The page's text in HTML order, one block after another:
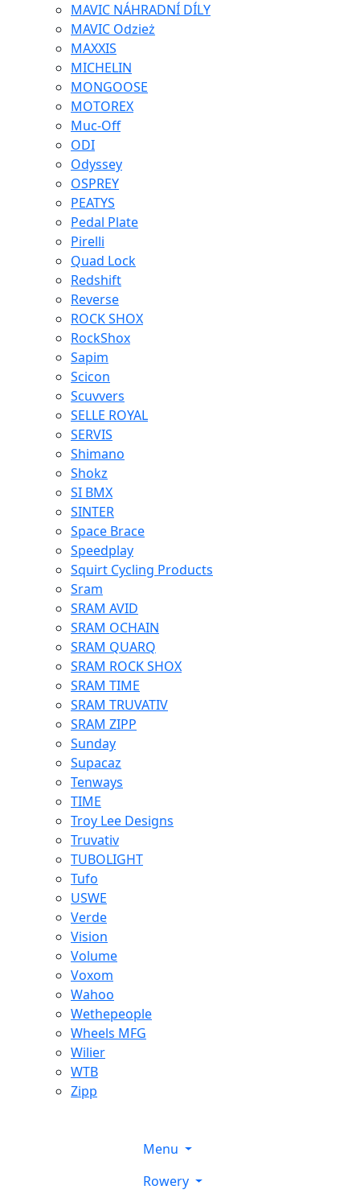
MAVIC NÁHRADNÍ DÍLY
MAVIC Odzież
MAXXIS
MICHELIN
MONGOOSE
MOTOREX
Muc-Off
ODI
Odyssey
OSPREY
PEATYS
Pedal Plate
Pirelli
Quad Lock
Redshift
Reverse
ROCK SHOX
RockShox
Sapim
Scicon
Scuvvers
SELLE ROYAL
SERVIS
Shimano
Shokz
SI BMX
SINTER
Space Brace
Speedplay
Squirt Cycling Products
Sram
SRAM AVID
SRAM OCHAIN
SRAM QUARQ
SRAM ROCK SHOX
SRAM TIME
SRAM TRUVATIV
SRAM ZIPP
Sunday
Supacaz
Tenways
TIME
Troy Lee Designs
Truvativ
TUBOLIGHT
Tufo
USWE
Verde
Vision
Volume
Voxom
Wahoo
Wethepeople
Wheels MFG
Wilier
WTB
Zipp
Menu
Rowery